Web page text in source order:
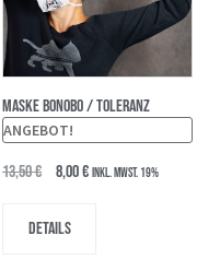
MASKE BONOBO / TOLERANZ
ANGEBOT!
13,50€ 8,00€ inkl. MwSt. 19%
Details